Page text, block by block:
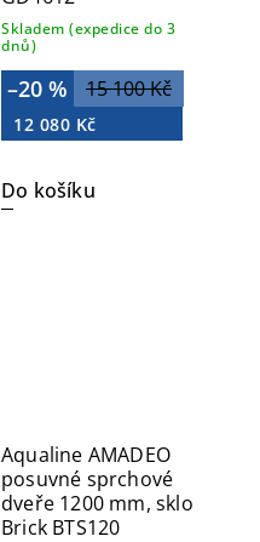
Skladem (expedice do 3
dnů)
15 100 Kč
–20 %
12 080 Kč
Do košíku
Aqualine AMADEO
posuvné sprchové
dveře 1200 mm, sklo
Brick BTS120